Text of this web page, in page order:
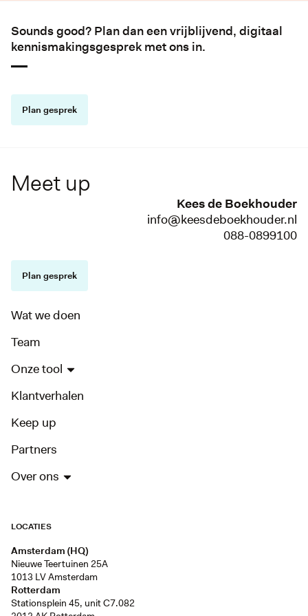
Sounds good? Plan dan een vrijblijvend, digitaal
kennismakingsgesprek met ons in.
Plan gesprek
Wat we doen
Team
Onze tool
Klantverhalen
Keep up
Partners
Over ons
LOCATIES
Amsterdam (HQ)
Nieuwe Teertuinen 25A
1013 LV Amsterdam
Rotterdam
Stationsplein 45, unit C7.082
Meet up
Kees de Boekhouder
info@keesdeboekhouder.nl
088-0899100
Plan gesprek